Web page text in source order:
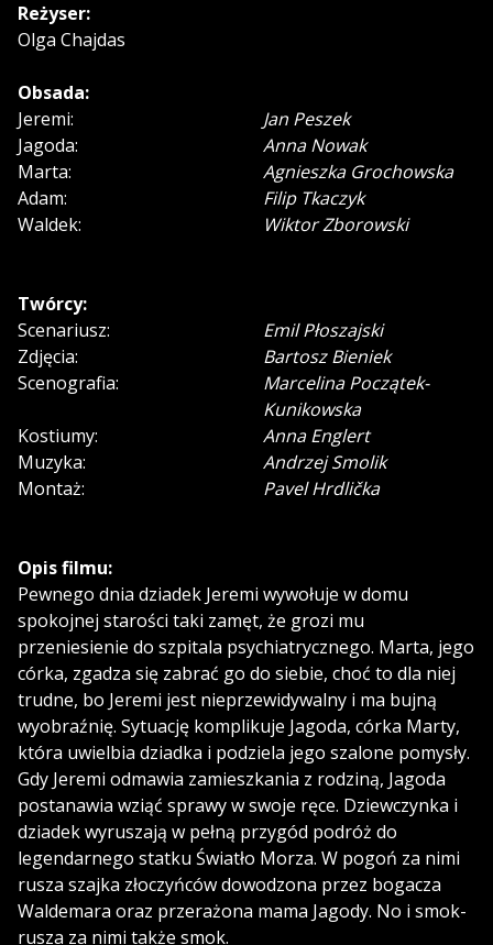
Reżyser:
Olga Chajdas
Obsada:
Jeremi:
Jan Peszek
Jagoda:
Anna Nowak
Marta:
Agnieszka Grochowska
Adam:
Filip Tkaczyk
Waldek:
Wiktor Zborowski
Twórcy:
Scenariusz:
Emil Płoszajski
Zdjęcia:
Bartosz Bieniek
Scenografia:
Marcelina Początek-
Kunikowska
Kostiumy:
Anna Englert
Muzyka:
Andrzej Smolik
Montaż:
Pavel Hrdlička
Opis filmu:
Pewnego dnia dziadek Jeremi wywołuje w domu
spokojnej starości taki zamęt, że grozi mu
przeniesienie do szpitala psychiatrycznego. Marta, jego
córka, zgadza się zabrać go do siebie, choć to dla niej
trudne, bo Jeremi jest nieprzewidywalny i ma bujną
wyobraźnię. Sytuację komplikuje Jagoda, córka Marty,
która uwielbia dziadka i podziela jego szalone pomysły.
Gdy Jeremi odmawia zamieszkania z rodziną, Jagoda
postanawia wziąć sprawy w swoje ręce. Dziewczynka i
dziadek wyruszają w pełną przygód podróż do
legendarnego statku Światło Morza. W pogoń za nimi
rusza szajka złoczyńców dowodzona przez bogacza
Waldemara oraz przerażona mama Jagody. No i smok-
rusza za nimi także smok.